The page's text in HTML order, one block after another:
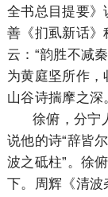
全书总目提要》
善《扪虱新话》
云：“韵胜不减
为黄庭坚所作
山谷诗揣摩之深
徐俯，分宁
说他的诗“辞皆
波之砥柱”。徐
下。周辉《清波